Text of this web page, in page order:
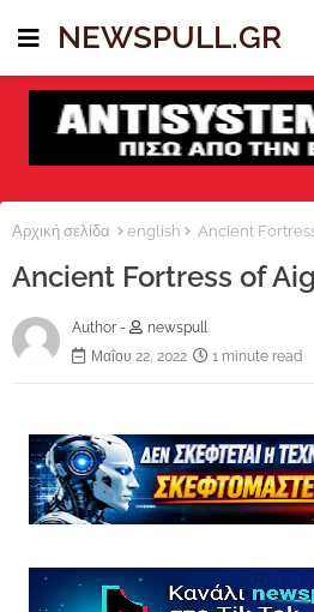
NEWSPULL.GR
Αρχική σελίδα english Ancient
Ancient Fortress of
Author -
newspull
Μαΐου 22, 2022
1 minute read